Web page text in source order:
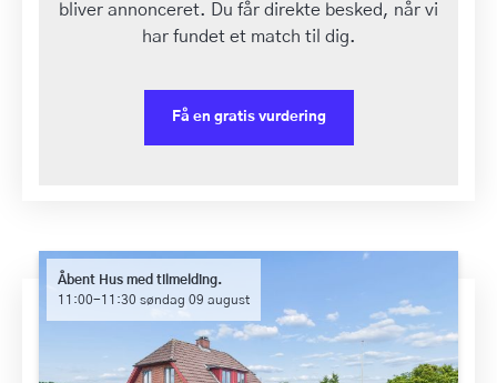
bliver annonceret. Du får direkte besked, når vi
har fundet et match til dig.
Få en gratis vurdering
Åbent Hus med tilmelding.
11:00-11:30 søndag 09 august